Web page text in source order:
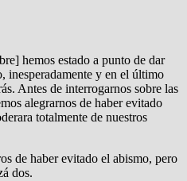
hemos estado a punto de dar
inesperadamente y en el último
Antes de interrogarnos sobre las
alegrarnos de haber evitado
totalmente de nuestros
de haber evitado el abismo, pero
dos.